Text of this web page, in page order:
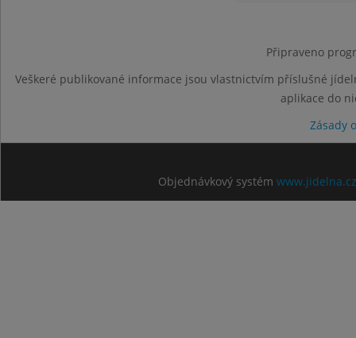
Připraveno
Veškeré publikované informace jsou vlastnictvím příslušné
aplikace do
Zásady
Objednávkový systém www.jidelna.cz